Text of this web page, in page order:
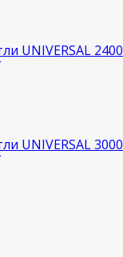
UNIVERSAL 2400
UNIVERSAL 3000